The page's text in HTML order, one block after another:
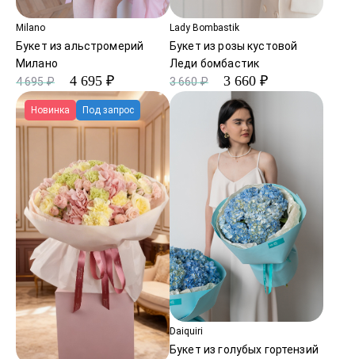
Milano
Букет из альстромерий
Милано
4 695 ₽
4 695 ₽
Lady Bombastik
Букет из розы кустовой
Леди бомбастик
3 660 ₽
3 660 ₽
Новинка Под запрос
Daiquiri
Букет из голубых гортензий